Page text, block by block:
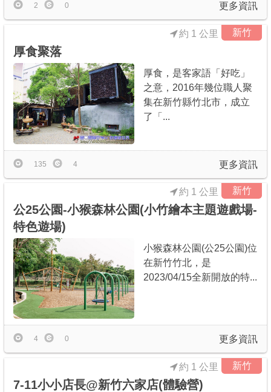
更多資訊
2 0
新竹
厚食聚落
約 1 公里
厚食，是客家語「好吃」
之意，2016年幾位職人聚
集在新竹縣竹北市，成立
了「...
更多資訊
135 4
新竹
公25公園-小猴森林公園(小竹繪本主題遊戲場-
特色遊場)
約 1 公里
小猴森林公園(公25公園)位
在新竹竹北，是
2023/04/15全新開放的特...
更多資訊
4 0
新竹
7-11小小店長@新竹六家店(體驗營)
約 1 公里